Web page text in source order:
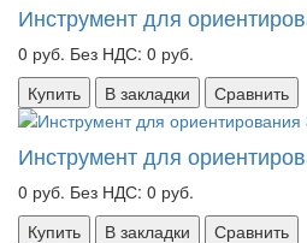
Инструмент для
0 руб. Без НДС: 0 руб.
Купить
В закладки Сравнить
Инструмент для
0 руб. Без НДС: 0 руб.
Купить
В закладки Сравнить